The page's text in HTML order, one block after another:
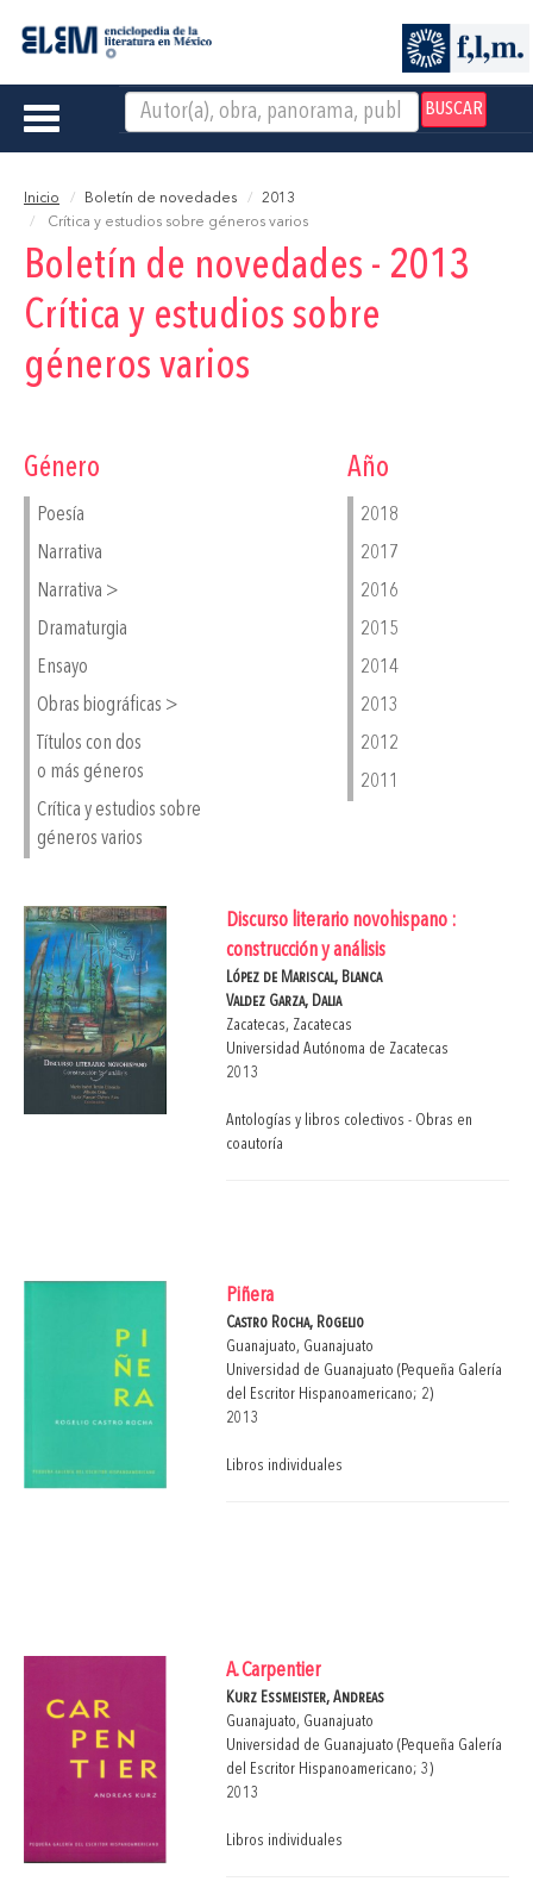
BUSCAR
Toggle
Inicio Boletín de novedades
2013
Crítica y estudios sobre géneros varios
Boletín de novedades - 2013
Crítica y estudios sobre
géneros varios
Género
Poesía
Narrativa
Narrativa >
Dramaturgia
Ensayo
Obras biográficas >
Títulos con dos
o más géneros
Crítica y estudios sobre
géneros varios
Año
2018
2017
2016
2015
2014
2013
2012
2011
Discurso literario novohispano :
construcción y análisis
López de Mariscal, Blanca
Valdez Garza, Dalia
Zacatecas, Zacatecas
Universidad Autónoma de Zacatecas
2013
Antologías y libros colectivos - Obras en
coautoría
Piñera
Castro Rocha, Rogelio
Guanajuato, Guanajuato
Universidad de Guanajuato (Pequeña Galería
del Escritor Hispanoamericano; 2)
2013
Libros individuales
A. Carpentier
Kurz Essmeister, Andreas
Guanajuato, Guanajuato
Universidad de Guanajuato (Pequeña Galería
del Escritor Hispanoamericano; 3)
2013
Libros individuales